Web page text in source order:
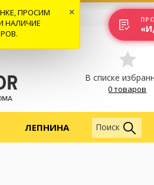
В списке
0 товаров
ЛЕПНИНА Обои
Поиск
ПРОСИМ
НАЛИЧИЕ
×